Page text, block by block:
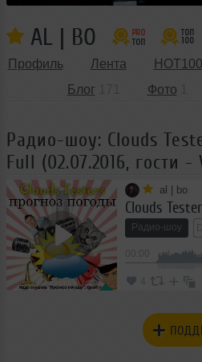
AL | BO
Профиль Лента HOT100
Блог
Фото
Радио-шоу: Clouds
Full (02.07.2016, гости
al | bo
Радио-шоу